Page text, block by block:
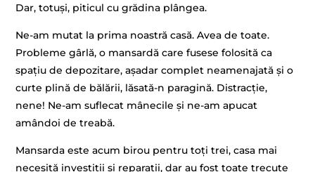
Dar, totuși, piticul cu grădina plângea.
Ne-am mutat la prima noastră casă. Avea de toate.
Probleme gârlă, o mansardă care fusese folosită ca
spațiu de depozitare, așadar complet neamenajată și o
curte plină de bălării, lăsată-n paragină. Distracție,
nene! Ne-am suflecat mânecile și ne-am apucat
amândoi de treabă.
Mansarda este acum birou pentru toți trei, casa mai
necesită investiții și reparații, dar au fost toate trecute